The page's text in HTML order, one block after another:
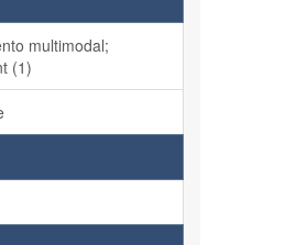
multimodal;
(1)